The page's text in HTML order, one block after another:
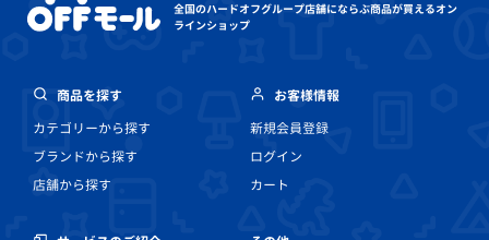
全国のハードオフグループ店舗にならぶ商品が買えるオン
ラインショップ
商品を探す
カテゴリーから探す
ブランドから探す
店舗から探す
お客様情報
新規会員登録
ログイン
カート